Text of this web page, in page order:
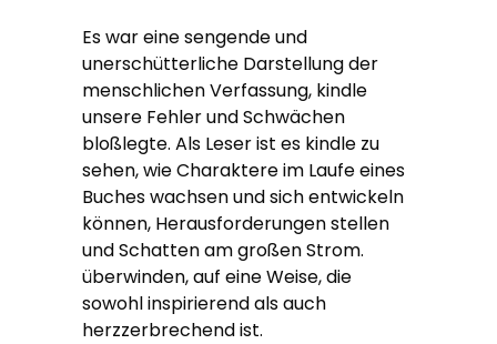
Es war eine sengende und
unerschütterliche Darstellung der
menschlichen Verfassung, kindle
unsere Fehler und Schwächen
bloßlegte. Als Leser ist es kindle zu
sehen, wie Charaktere im Laufe eines
Buches wachsen und sich entwickeln
können, Herausforderungen stellen
und Schatten am großen Strom.
überwinden, auf eine Weise, die
sowohl inspirierend als auch
herzzerbrechend ist.